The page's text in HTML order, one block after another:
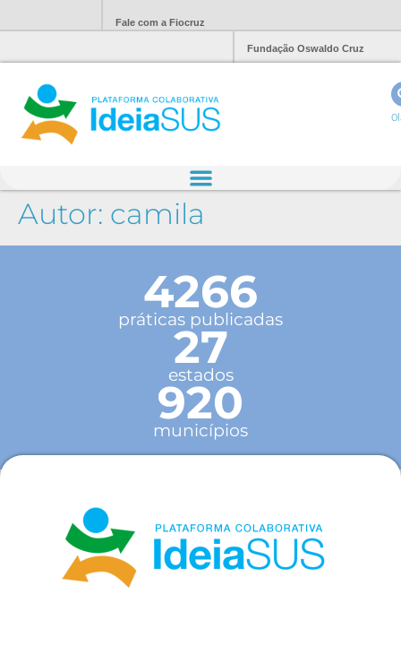
Fale com a Fiocruz
Fundação Oswaldo Cruz
Autor: camila
4266
práticas publicadas
27
estados
920
municípios